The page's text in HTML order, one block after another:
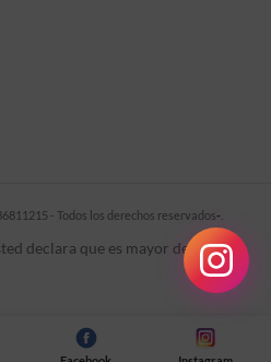
- Todos los derechos reservados-
declara que es mayor de 18 años.